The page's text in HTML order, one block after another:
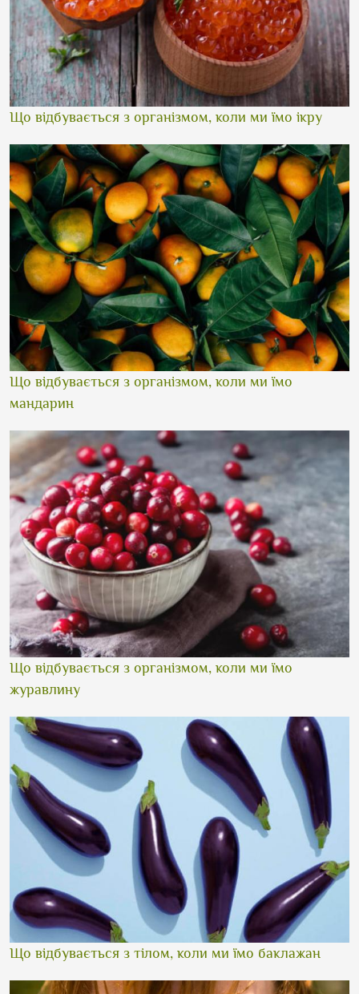
Що відбувається з організмом, коли ми їмо ікру
Що відбувається з організмом, коли ми їмо
мандарин
Що відбувається з організмом, коли ми їмо
журавлину
Що відбувається з тілом, коли ми їмо баклажан